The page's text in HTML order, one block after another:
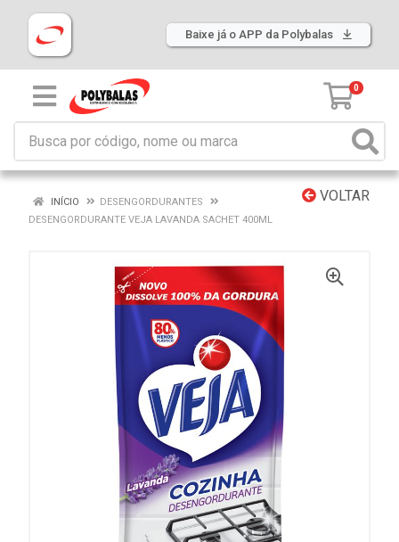
Baixe já o APP da Polybalas
0
VOLTAR
INÍCIO
DESENGORDURANTES
DESENGORDURANTE VEJA LAVANDA SACHET 400ML